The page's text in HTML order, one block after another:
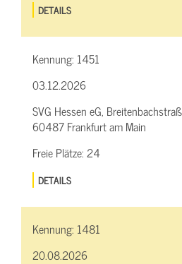
DETAILS
Kennung: 1451
03.12.2026
SVG Hessen eG,
60487 Frankfurt am Main
Freie Plätze:24
DETAILS
Kennung: 1481
20.08.2026